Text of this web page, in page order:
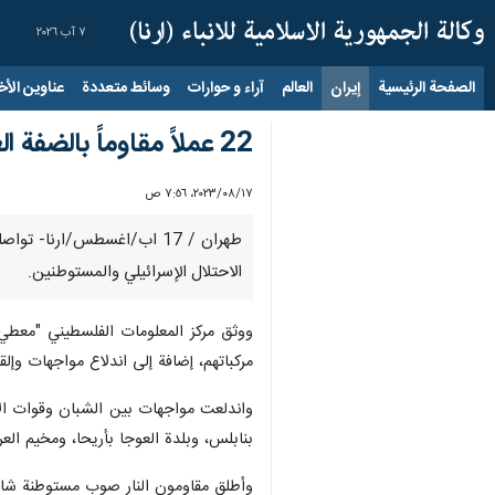
٧ آب ٢٠٢٦
الصفحة الرئيسية إيران العالم آراء و حوارات وسائط متعددة عناوين
22 عملاً مقاوماً بالضفة الغربية خلال 24 ساعة
١٧‏/٠٨‏/٢٠٢٣، ٧:٥٦ ص